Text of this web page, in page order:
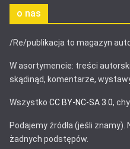
o nas
/Re/publikacja to magazyn
W asortymencie: treści
skądinąd, komentarze,
Wszystko CC BY-NC-SA 3.0,
Podajemy źródła (jeśli
żadnych podstępów.